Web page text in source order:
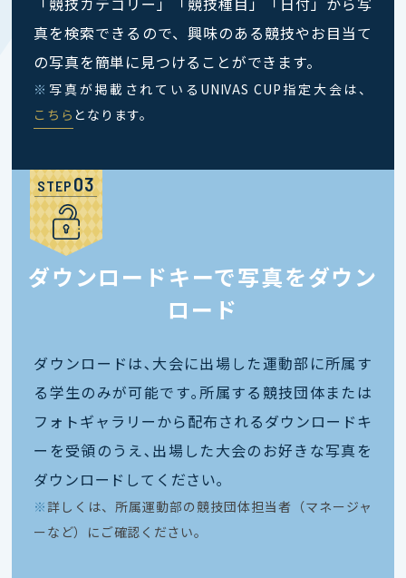
真を検索できるので、興味のある競技やお目当て
の写真を簡単に見つけることができます。
※ 写真が掲載されているUNIVAS CUP指定大会は、
こちら となります。
STEP
ダウンロードキーで写真をダウン
ロード
ダウンロードは､大会に出場した運動部に所属す
る学生のみが可能です｡所属する競技団体または
フォトギャラリーから配布されるダウンロードキ
ーを受領のうえ､出場した大会のお好きな写真を
ダウンロードしてください｡
※ 詳しくは、所属運動部の競技団体担当者（マネージャ
ーなど）にご確認ください。